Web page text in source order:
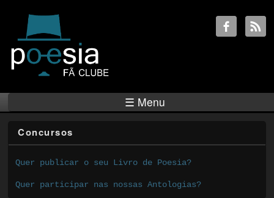
☰ Menu
Concursos
Quer publicar o seu Livro de Poesia?
Quer participar nas nossas Antologias?